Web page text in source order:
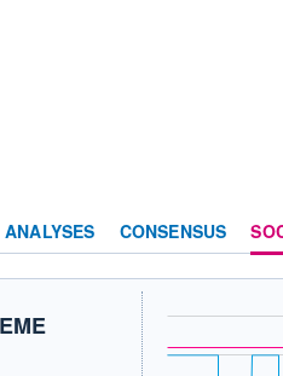
ANALYSES CONSENSUS